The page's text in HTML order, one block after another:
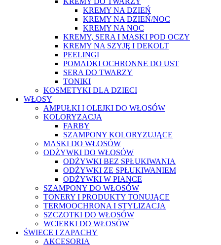
KREMY NA DZIEŃ
KREMY NA DZIEŃ/NOC
KREMY NA NOC
KREMY, SERA I MASKI POD OCZY
KREMY NA SZYJĘ I DEKOLT
PEELINGI
POMADKI OCHRONNE DO UST
SERA DO TWARZY
TONIKI
KOSMETYKI DLA DZIECI
WŁOSY
AMPUŁKI I OLEJKI DO WŁOSÓW
KOLORYZACJA
FARBY
SZAMPONY KOLORYZUJĄCE
MASKI DO WŁOSÓW
ODŻYWKI DO WŁOSÓW
ODŻYWKI BEZ SPŁUKIWANIA
ODŻYWKI ZE SPŁUKIWANIEM
ODŻYWKI W PIANCE
SZAMPONY DO WŁOSÓW
TONERY I PRODUKTY TONUJĄCE
TERMOOCHRONA I STYLIZACJA
SZCZOTKI DO WŁOSÓW
WCIERKI DO WŁOSÓW
ŚWIECE I ZAPACHY
AKCESORIA